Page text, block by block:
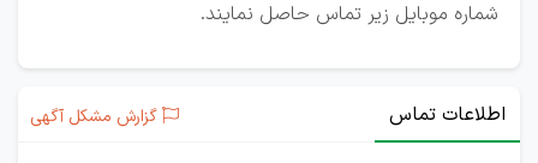
شماره موبایل زیر تماس حاصل نمایند.
اطلاعات تماس گزارش مشکل آگهی